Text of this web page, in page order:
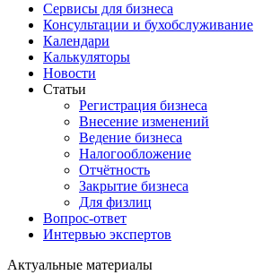
Сервисы для бизнеса
Консультации и бухобслуживание
Календари
Калькуляторы
Новости
Статьи
Регистрация бизнеса
Внесение изменений
Ведение бизнеса
Налогообложение
Отчётность
Закрытие бизнеса
Для физлиц
Вопрос-ответ
Интервью экспертов
Актуальные материалы